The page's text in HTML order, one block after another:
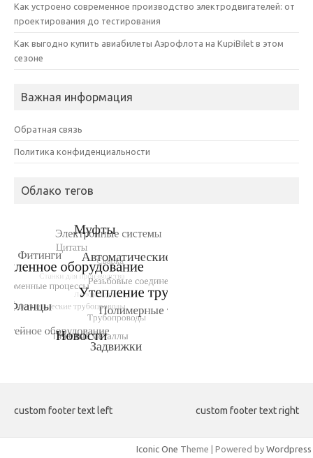
Как устроено современное производство электродвигателей: от
проектирования до тестирования
Как выгодно купить авиабилеты Аэрофлота на KupiBilet в этом
сезоне
Важная информация
Обратная связь
Политика конфиденциальности
Облако тегов
custom footer text left custom footer text right
Iconic One Theme | Powered by Wordpress